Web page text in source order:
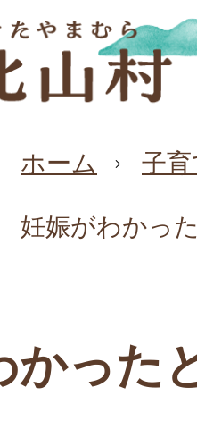
ホーム 子
妊娠がわかっ
かった